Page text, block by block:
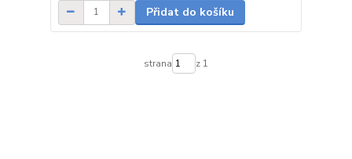
Přidat do košíku
strana z 1